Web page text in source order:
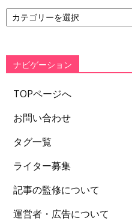
カ
テ
ー
ナビゲーション
TOPページへ
お問い合わせ
タグ一覧
ライター募集
記事の監修について
運営者・広告について